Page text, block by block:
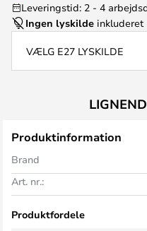
Leveringstid: 2 - 4
Ingen lyskilde inkluderet
VÆLG E27 LYSKILDE
Produktinformation
Brand
Art. nr.:
Produktfordele